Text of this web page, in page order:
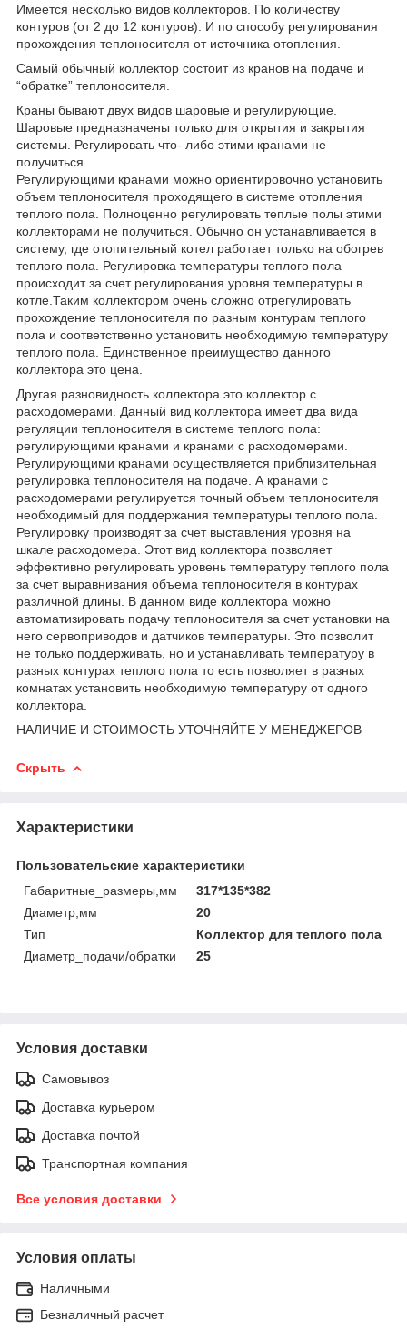
Имеется несколько видов коллекторов. По количеству
контуров (от 2 до 12 контуров). И по способу регулирования
прохождения теплоносителя от источника отопления.
Самый обычный коллектор состоит из кранов на подаче и
“обратке” теплоносителя.
Краны бывают двух видов шаровые и регулирующие.
Шаровые предназначены только для открытия и закрытия
системы. Регулировать что- либо этими кранами не
получиться.
Регулирующими кранами можно ориентировочно установить
объем теплоносителя проходящего в системе отопления
теплого пола. Полноценно регулировать теплые полы этими
коллекторами не получиться. Обычно он устанавливается в
систему, где отопительный котел работает только на обогрев
теплого пола. Регулировка температуры теплого пола
происходит за счет регулирования уровня температуры в
котле.Таким коллектором очень сложно отрегулировать
прохождение теплоносителя по разным контурам теплого
пола и соответственно установить необходимую температуру
теплого пола. Единственное преимущество данного
коллектора это цена.
Другая разновидность коллектора это коллектор с
расходомерами. Данный вид коллектора имеет два вида
регуляции теплоносителя в системе теплого пола:
регулирующими кранами и кранами с расходомерами.
Регулирующими кранами осуществляется приблизительная
регулировка теплоносителя на подаче. А кранами с
расходомерами регулируется точный объем теплоносителя
необходимый для поддержания температуры теплого пола.
Регулировку производят за счет выставления уровня на
шкале расходомера. Этот вид коллектора позволяет
эффективно регулировать уровень температуру теплого пола
за счет выравнивания объема теплоносителя в контурах
различной длины. В данном виде коллектора можно
автоматизировать подачу теплоносителя за счет установки на
него сервоприводов и датчиков температуры. Это позволит
не только поддерживать, но и устанавливать температуру в
разных контурах теплого пола то есть позволяет в разных
комнатах установить необходимую температуру от одного
коллектора.
НАЛИЧИЕ И СТОИМОСТЬ УТОЧНЯЙТЕ У МЕНЕДЖЕРОВ
Скрыть
Характеристики
Пользовательские характеристики
Габаритные_размеры,мм
317*135*382
Диаметр,мм
20
Тип
Коллектор для теплого пола
Диаметр_подачи/обратки
25
Условия доставки
Самовывоз
Доставка курьером
Доставка почтой
Транспортная компания
Все условия доставки
Условия оплаты
Наличными
Безналичный расчет